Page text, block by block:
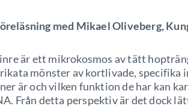
med Mikael Oliveberg,
är ett mikrokosmos av tätt
mönster av kortlivade, specifika
är och vilken funktion de har kan
Från detta perspektiv är det dock